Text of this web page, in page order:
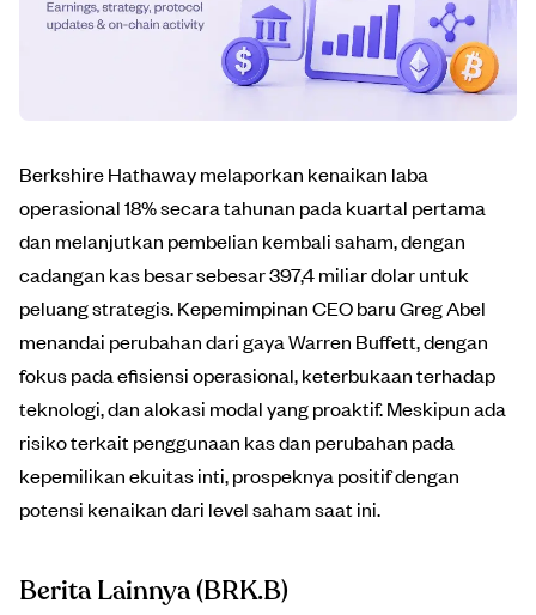
Berkshire Hathaway melaporkan kenaikan laba
operasional 18% secara tahunan pada kuartal pertama
dan melanjutkan pembelian kembali saham, dengan
cadangan kas besar sebesar 397,4 miliar dolar untuk
peluang strategis. Kepemimpinan CEO baru Greg Abel
menandai perubahan dari gaya Warren Buffett, dengan
fokus pada efisiensi operasional, keterbukaan terhadap
teknologi, dan alokasi modal yang proaktif. Meskipun ada
risiko terkait penggunaan kas dan perubahan pada
kepemilikan ekuitas inti, prospeknya positif dengan
potensi kenaikan dari level saham saat ini.
Berita Lainnya(BRK.B)